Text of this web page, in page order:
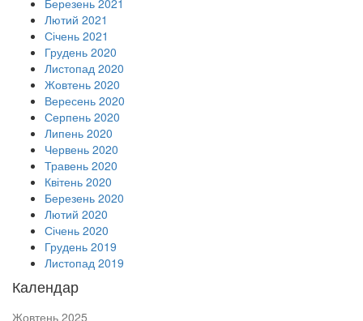
Березень 2021
Лютий 2021
Січень 2021
Грудень 2020
Листопад 2020
Жовтень 2020
Вересень 2020
Серпень 2020
Липень 2020
Червень 2020
Травень 2020
Квітень 2020
Березень 2020
Лютий 2020
Січень 2020
Грудень 2019
Листопад 2019
Календар
Жовтень 2025